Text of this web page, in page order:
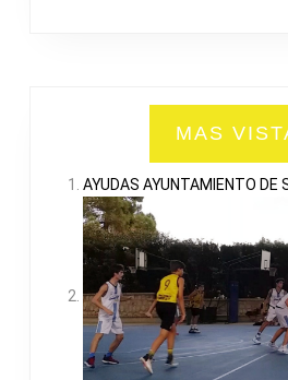
MAS
AYUDAS AYUNTAMIENTO DE